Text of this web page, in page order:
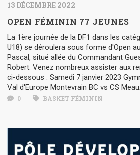
13 DÉCEMBRE 2022
OPEN FÉMININ 77 JEUNES
La 1ère journée de la DF1 dans les
U18) se déroulera sous forme d'Open
Pascal, situé allée du Commandant
Robert. Venez nombreux assister aux
ci-dessous : Samedi 7 janvier 2023
Val d'Europe Montevrain BC vs CS
0 BASKET FÉMININ